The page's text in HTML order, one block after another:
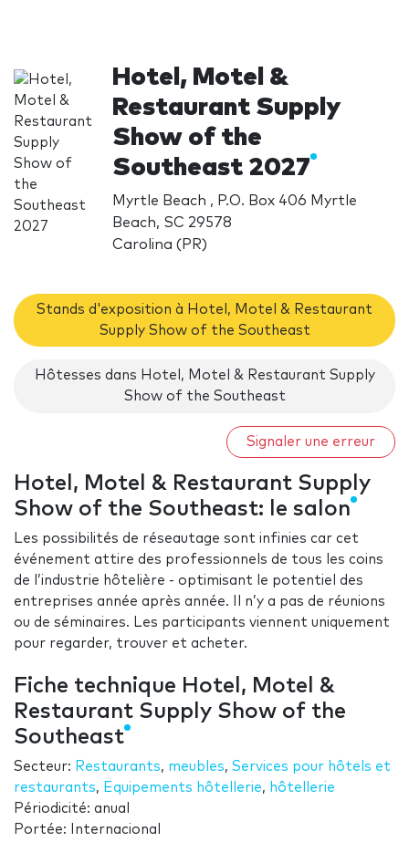
Hotel, Motel &
Restaurant Supply
Show of the
Southeast 2027
Myrtle Beach , P.O. Box 406 Myrtle
Beach, SC 29578
Carolina (PR)
Stands d'exposition à Hotel, Motel & Restaurant
Supply Show of the Southeast
Hôtesses dans Hotel, Motel & Restaurant Supply
Show of the Southeast
Signaler une erreur
Hotel, Motel & Restaurant Supply
Show of the Southeast: le salon
Les possibilités de réseautage sont infinies car cet
événement attire des professionnels de tous les coins
de l’industrie hôtelière - optimisant le potentiel des
entreprises année après année. Il n’y a pas de réunions
ou de séminaires. Les participants viennent uniquement
pour regarder, trouver et acheter.
Fiche technique Hotel, Motel &
Restaurant Supply Show of the
Southeast
Secteur: Restaurants, meubles, Services pour hôtels et
restaurants, Equipements hôtellerie, hôtellerie
Périodicité: anual
Portée: Internacional